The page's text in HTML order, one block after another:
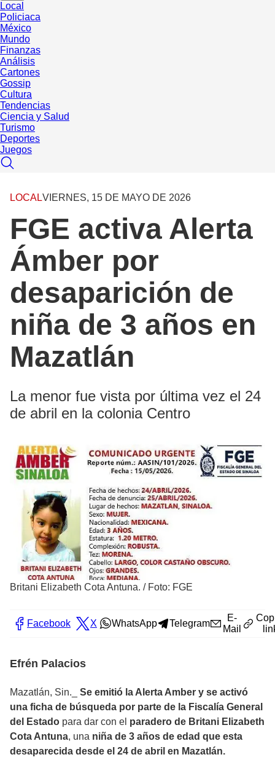
Local
Policiaca
México
Mundo
Finanzas
Análisis
Cartones
Gossip
Cultura
Tendencias
Ciencia y Salud
Turismo
Deportes
Juegos
LOCALVIERNES, 15 DE MAYO DE 2026
FGE activa Alerta
Ámber por
desaparición de
niña de 3 años en
Mazatlán
La menor fue vista por última vez el 24
de abril en la colonia Centro
Britani Elizabeth Cota Antuna. / Foto: FGE
Facebook X WhatsApp Telegram
E-
Mail
Efrén Palacios
Mazatlán, Sin._ Se emitió la Alerta Amber y se activó
una ficha de búsqueda por parte de la Fiscalía General
del Estado para dar con el paradero de Britani Elizabeth
Cota Antuna, una niña de 3 años de edad que esta
desaparecida desde el 24 de abril en Mazatlán.